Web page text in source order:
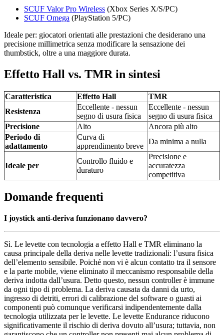
SCUF Valor Pro Wireless (Xbox Series X/S/PC)
SCUF Omega (PlayStation 5/PC)
Ideale per: giocatori orientati alle prestazioni che desiderano una
precisione millimetrica senza modificare la sensazione dei
thumbstick, oltre a una maggiore durata.
Effetto Hall vs. TMR in sintesi
Caratteristica Effetto Hall
TMR
Resistenza
Eccellente - nessun
segno di usura fisica
Eccellente - nessun
segno di usura fisica
Precisione
Alto
Ancora più alto
Periodo di
adattamento
Curva di
apprendimento breve
Da minima a nulla
Ideale per
Controllo fluido e
duraturo
Precisione e
accuratezza
competitiva
Domande frequenti
I joystick anti-deriva funzionano davvero?
Sì. Le levette con tecnologia a effetto Hall e TMR eliminano la
causa principale della deriva nelle levette tradizionali: l’usura fisica
dell’elemento sensibile. Poiché non vi è alcun contatto tra il sensore
e la parte mobile, viene eliminato il meccanismo responsabile della
deriva indotta dall’usura. Detto questo, nessun controller è immune
da ogni tipo di problema. La deriva causata da danni da urto,
ingresso di detriti, errori di calibrazione del software o guasti ai
componenti può comunque verificarsi indipendentemente dalla
tecnologia utilizzata per le levette. Le levette Endurance riducono
significativamente il rischio di deriva dovuto all’usura; tuttavia, non